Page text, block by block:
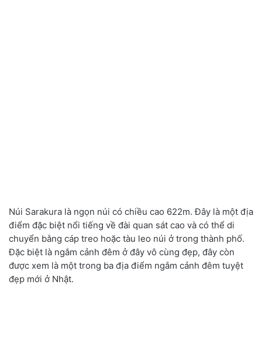
Núi Sarakura là ngọn núi có chiều cao 622m. Đây là một địa
điểm đặc biệt nổi tiếng về đài quan sát cao và có thể di
chuyển bằng cáp treo hoặc tàu leo núi ở trong thành phố.
Đặc biệt là ngắm cảnh đêm ở đây vô cùng đẹp, đây còn
được xem là một trong ba địa điểm ngắm cảnh đêm tuyệt
đẹp mới ở Nhật.